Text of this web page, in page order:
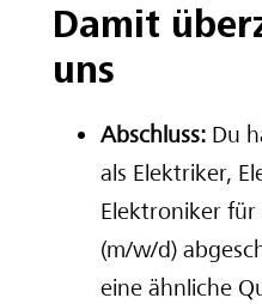
Damit
uns
Abschluss: Du
als Elektriker,
Elektroniker
(m/w/d)
eine ähnliche